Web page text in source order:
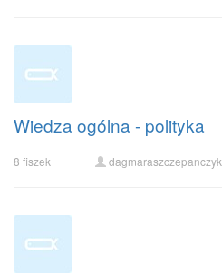
Wiedza ogólna - polityka
8 fiszek dagmaraszczepanczyk